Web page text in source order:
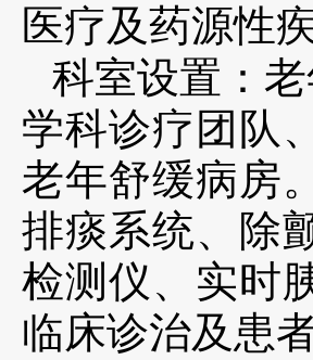
医疗及药源性疾
科室设置：
学科诊疗团队
老年舒缓病房
排痰系统、除
检测仪、实时
临床诊治及患